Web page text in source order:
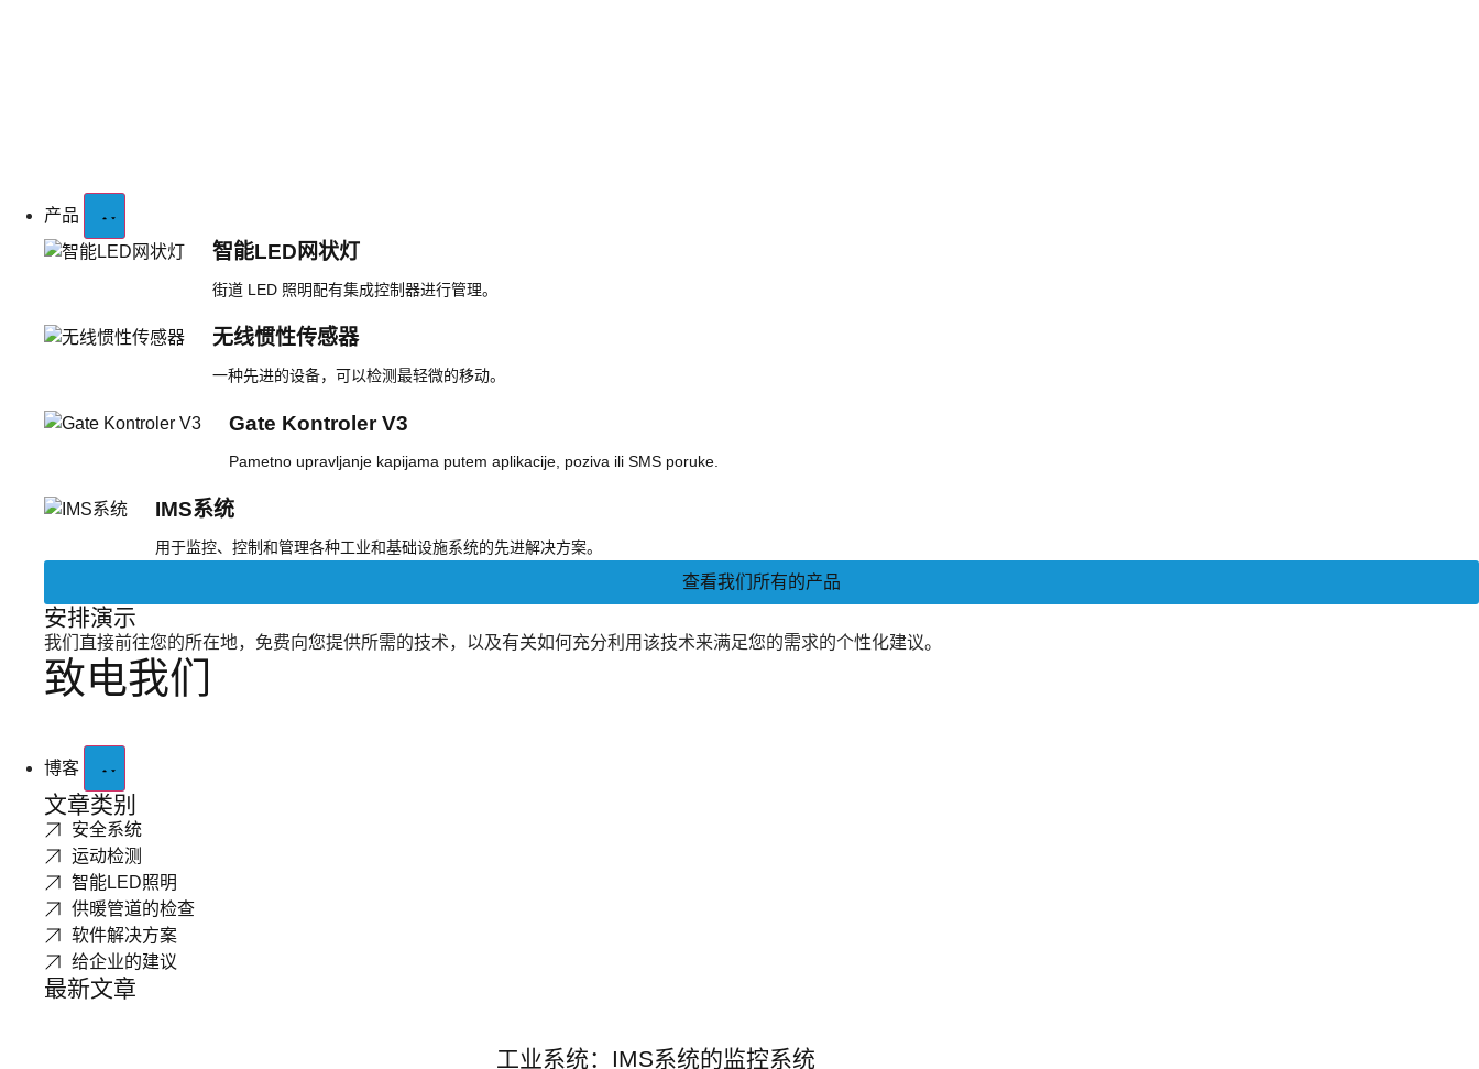
产品
智能LED网状灯
街道 LED 照明配有集成控制器进行管理。
无线惯性传感器
一种先进的设备，可以检测最轻微的移动。
Gate Kontroler V3
Pametno upravljanje kapijama putem aplikacije, poziva ili SMS poruke.
IMS系统
用于监控、控制和管理各种工业和基础设施系统的先进解决方案。
查看我们所有的产品
安排演示
我们直接前往您的所在地，免费向您提供所需的技术，以及有关如何充分利用该技术来满足您的需求的个性化建议。
致电我们
博客
文章类别
安全系统
运动检测
智能LED照明
供暖管道的检查
软件解决方案
给企业的建议
最新文章
工业系统：IMS系统的监控系统